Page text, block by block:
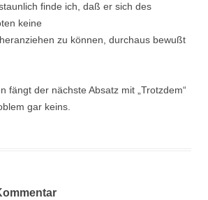
finde ich, daß er sich des
keine
zu können, durchaus bewußt
fängt der nächste Absatz mit „Trotzdem“
gar keins.